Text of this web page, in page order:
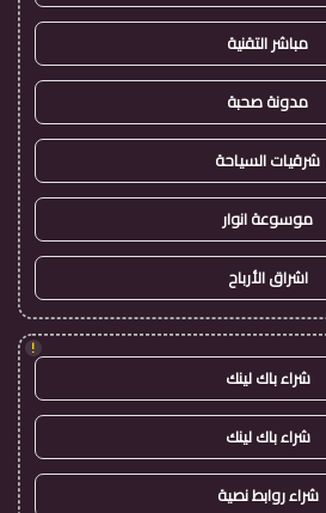
مباشر التقنية
مدونة صحبة
شرقيات السياحة
موسوعة انوار
اشراق الأرباح
!
شراء باك لينك
شراء باك لينك
شراء روابط نصية